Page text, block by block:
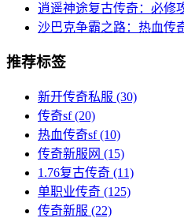
逍遥神途复古传奇：必修
沙巴克争霸之路：热血传
推荐标签
新开传奇私服 (30)
传奇sf(20)
热血传奇sf(10)
传奇新服网 (15)
1.76复古传奇 (11)
单职业传奇 (125)
传奇新服 (22)